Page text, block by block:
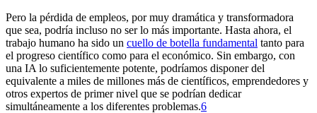
Pero la pérdida de empleos, por muy dramática y transformadora
que sea, podría incluso no ser lo más importante. Hasta ahora, el
trabajo humano ha sido un cuello de botella fundamental tanto para
el progreso científico como para el económico. Sin embargo, con
una IA lo suficientemente potente, podríamos disponer del
equivalente a miles de millones más de científicos, emprendedores y
otros expertos de primer nivel que se podrían dedicar
simultáneamente a los diferentes problemas.⁠6